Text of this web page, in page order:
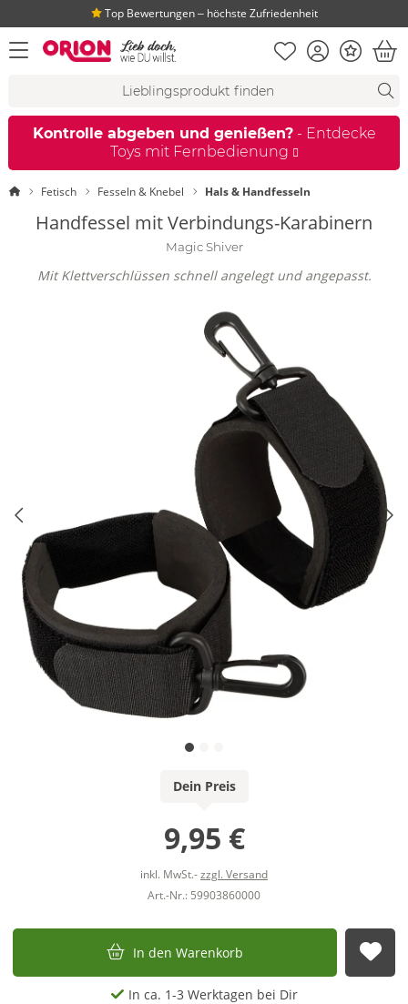
Top Bewertungen ‒ höchste Zufriedenheit
Menü öffnen Merkliste
KontoBonus
Kontrolle abgeben und genießen?- Entdecke
Toys mit Fernbedienung
Startseite
Fetisch Fesseln & Knebel Hals & Handfesseln
Handfessel mit Verbindungs-Karabinern
Magic Shiver
Mit Klettverschlüssen schnell angelegt und angepasst.
Dein Preis
9,95 €
inkl. MwSt.-zzgl. Versand
Art.-Nr.: 59903860000
In den Warenkorb
In ca. 1-3 Werktagen bei Dir